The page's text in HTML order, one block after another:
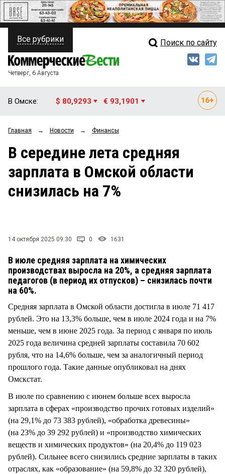
ПОЛИТИКА
ФИНАНСЫ
ОБЩЕСТВО
ЗАКОН
НОВОСТИ КОМПАНИЙ
Свежий выпуск
Рейтинги
Блоги
Все рубрики Поиск по сайту
Четверг, 6 Августа
В Омске: $ 80,9293 € 93,1901
Главная → Новости → Финансы
В середине лета средняя
зарплата в Омской области
снизилась на 7%
14 октября 2025 09:30 0 1631
В июле средняя зарплата на химических
производствах выросла на 20%, а средняя зарплата
педагогов (в период их отпусков) – снизилась почти
на 60%.
Средняя зарплата в Омской области достигла в июле 71 417
рублей. Это на 13,3% больше, чем в июле 2024 года и на 7%
меньше, чем в июне 2025 года. За период с января по июль
2025 года величина средней зарплаты составила 70 602
рубля, что на 14,6% больше, чем за аналогичный период
прошлого года. Такие данные опубликовал на днях
Омскстат.
В июле по сравнению с июнем больше всех выросла
зарплата в сферах «производство прочих готовых изделий»
(на 29,1% до 73 383 рублей), «обработка древесины»
(на 23% до 39 292 рублей) и «производство химических
веществ и химических продуктов» (на 20,4% до 119 023
рублей). Сильнее всего снизились средние зарплаты в таких
отраслях, как «образование» (на 59,8% до 32 320 рублей),